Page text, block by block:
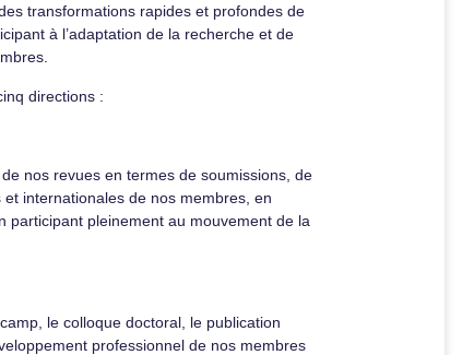
transformations rapides et profondes de
à l’adaptation de la recherche et de
directions :
nos revues en termes de soumissions, de
internationales de nos membres, en
participant pleinement au mouvement de la
le colloque doctoral, le publication
professionnel de nos membres